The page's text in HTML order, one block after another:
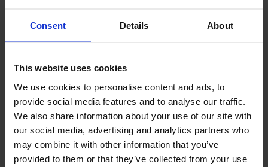
Consent Details About
This website uses cookies
We use cookies to personalise content and ads, to
provide social media features and to analyse our traffic.
We also share information about your use of our site with
our social media, advertising and analytics partners who
may combine it with other information that you’ve
provided to them or that they’ve collected from your use
εξαλείφει ένα μέρος των μονότονων εργασιών
συντήρησης. Για παράδειγμα, ακόμη και αν κάποιες
οι επιτυχείς προειδοποιήσεις κάνουν τη ζωή του
διαχειριστή εξοπλισμού πολύ πιο εύκολη.
Γιατί είναι σημαντική η
συντήρηση εξοπλισμού στα
ορυχεία;